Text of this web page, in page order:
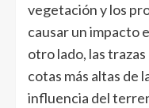
vegetación y los
causar un impacto
otro lado, las
cotas más altas de
influencia del